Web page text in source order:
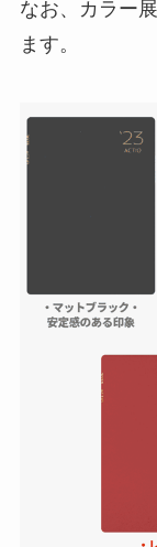
なお、カラー
ます。